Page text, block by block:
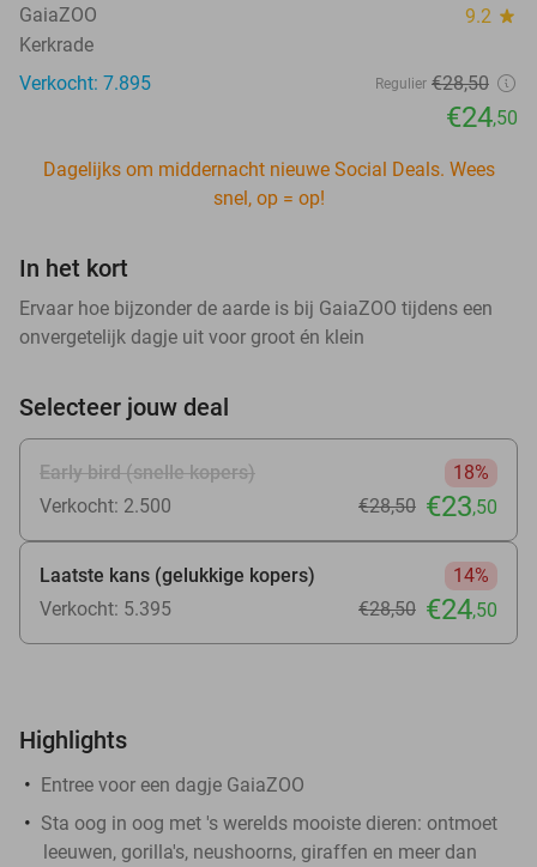
GaiaZOO 9.2 star
Kerkrade
Verkocht: 7.895
Regulier €28,50
€24,50
Dagelijks om middernacht nieuwe Social Deals. Wees
snel, op = op!
In het kort
Ervaar hoe bijzonder de aarde is bij GaiaZOO tijdens een
onvergetelijk dagje uit voor groot én klein
Selecteer jouw deal
Early bird (snelle kopers)
18%
Verkocht: 2.500
€28,50 €23,50
Laatste kans (gelukkige kopers)
14%
Verkocht: 5.395
€28,50 €24,50
Highlights
Entree voor een dagje GaiaZOO
Sta oog in oog met 's werelds mooiste dieren: ontmoet
leeuwen, gorilla's, neushoorns, giraffen en meer dan